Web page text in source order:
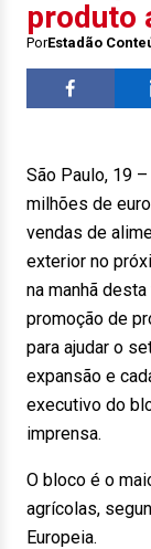
produto
PorEstadão
São Paulo, 19
milhões de
vendas de
exterior no
na manhã
promoção de
para ajudar o
expansão e
executivo do
imprensa.
O bloco é o
agrícolas,
Europeia.